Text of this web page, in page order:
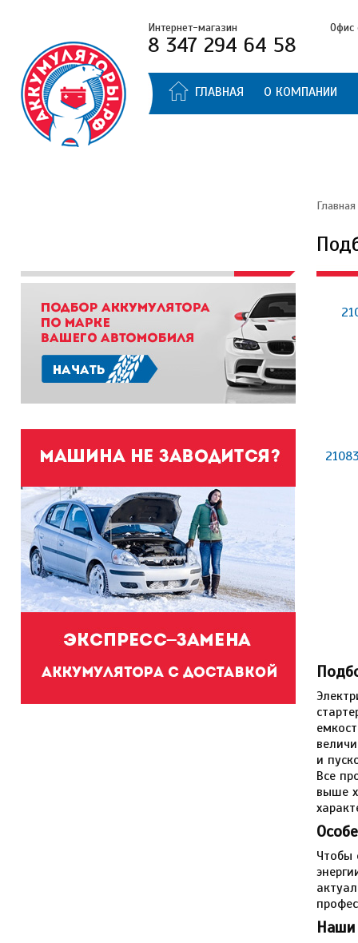
Интернет-магазин
8 347 294 64 58
Офис
ГЛАВНАЯ О КОМПАНИИ
Главная
и
Все
выше
Чтобы
Наши